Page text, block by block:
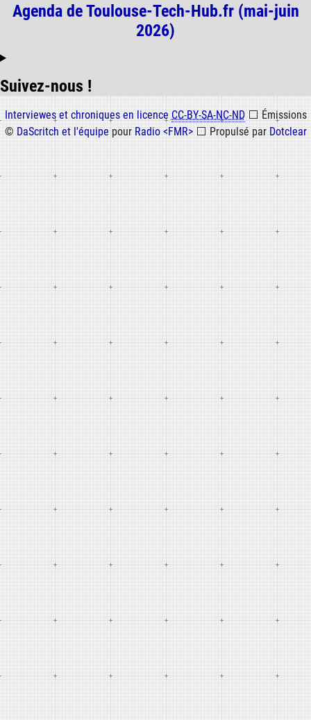
Agenda de Toulouse-Tech-Hub.fr (mai-juin
2026)
Suivez-nous !
Informations
Interviewes et chroniques en licence CC-BY-SA-NC-ND ⬜ Émissions
© DaScritch et l'équipe pour Radio <FMR> ⬜ Propulsé par Dotclear